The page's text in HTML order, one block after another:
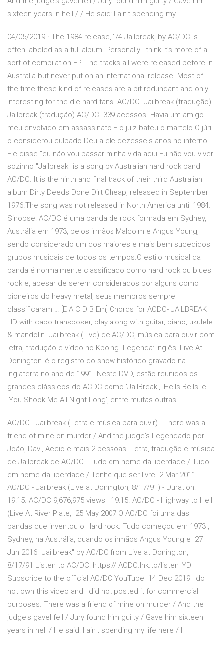
sixteen years in hell / / He said: I ain't spending my
04/05/2019 · The 1984 release, ’74 Jailbreak, by AC/DC is
often labeled as a full album. Personally I think it’s more of a
sort of compilation EP. The tracks all were released before in
Australia but never put on an international release. Most of
the time these kind of releases are a bit redundant and only
interesting for the die hard fans. AC/DC. Jailbreak (tradução)
Jailbreak (tradução) AC/DC. 339 acessos. Havia um amigo
meu envolvido em assassinato E o juiz bateu o martelo O júri
o considerou culpado Deu a ele dezesseis anos no inferno
Ele disse "eu não vou passar minha vida aqui Eu não vou viver
sozinho "Jailbreak" is a song by Australian hard rock band
AC/DC. It is the ninth and final track of their third Australian
album Dirty Deeds Done Dirt Cheap, released in September
1976.The song was not released in North America until 1984.
Sinopse: AC/DC é uma banda de rock formada em Sydney,
Austrália em 1973, pelos irmãos Malcolm e Angus Young,
sendo considerado um dos maiores e mais bem sucedidos
grupos musicais de todos os tempos.O estilo musical da
banda é normalmente classificado como hard rock ou blues
rock e, apesar de serem considerados por alguns como
pioneiros do heavy metal, seus membros sempre
classificaram … [E A C D B Em] Chords for ACDC- JAILBREAK
HD with capo transposer, play along with guitar, piano, ukulele
& mandolin. Jailbreak (Live) de AC/DC, música para ouvir com
letra, tradução e vídeo no Kboing. Legenda: Inglês 'Live At
Donington' é o registro do show histórico gravado na
Inglaterra no ano de 1991. Neste DVD, estão reunidos os
grandes clássicos do ACDC como 'JailBreak', 'Hells Bells' e
'You Shook Me All Night Long', entre muitas outras!
AC/DC - Jailbreak (Letra e música para ouvir) - There was a
friend of mine on murder / And the judge's Legendado por
João, Davi, Aecio e mais 2 pessoas. Letra, tradução e música
de Jailbreak de AC/DC - Tudo em nome da liberdade / Tudo
em nome da liberdade / Tenho que ser livre. 2 Mar 2011
AC/DC - Jailbreak (Live at Donington, 8/17/91) - Duration:
19:15. AC/DC 9,676,975 views · 19:15. AC/DC - Highway to Hell
(Live At River Plate, 25 May 2007 O AC/DC foi uma das
bandas que inventou o Hard rock. Tudo começou em 1973 ,
Sydney, na Austrália, quando os irmãos Angus Young e 27
Jun 2016 "Jailbreak" by AC/DC from Live at Donington,
8/17/91 Listen to AC/DC: https:// ACDC.lnk.to/listen_YD
Subscribe to the official AC/DC YouTube 14 Dec 2019 I do
not own this video and I did not posted it for commercial
purposes. There was a friend of mine on murder / And the
judge's gavel fell / Jury found him guilty / Gave him sixteen
years in hell / He said: I ain't spending my life here / I